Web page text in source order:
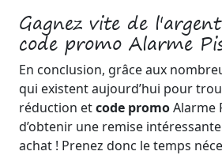
Gagnez vite de
code promo Alarme
En conclusion, grâce aux
qui existent aujourd’hui pour
réduction etcode promoAlarme
d’obtenir une remise
achat ! Prenez donc le temps